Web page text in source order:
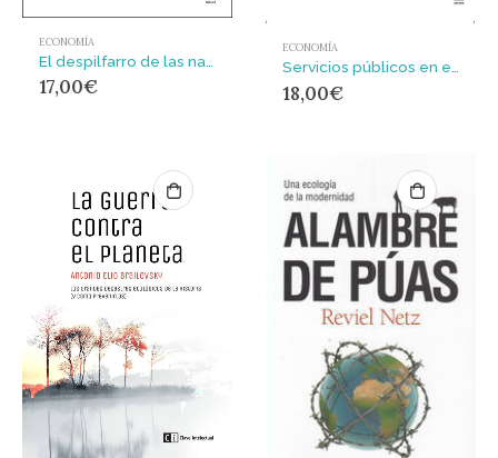
ECONOMÍA
17,00€
ECONOMÍA
Servicios públicos en el Sur Global : mirada crítica a nuevas formas de gestión
18,00€